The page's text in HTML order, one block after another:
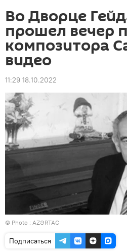
Во Дворце
прошел вечер
композитора
видео
11:29 18.10.2022
© Photo : AZƏRTAC
Подписаться